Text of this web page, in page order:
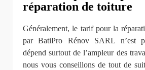
réparation de toiture
Généralement, le tarif pour la
par BatiPro Rénov SARL n’est
dépend surtout de l’ampleur des
nous vous conseillons de tout de